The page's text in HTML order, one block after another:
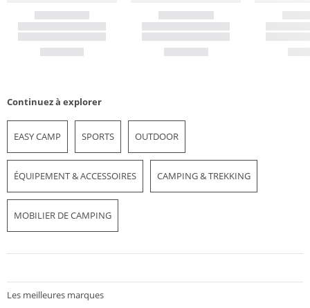
Continuez à explorer
EASY CAMP SPORTS OUTDOOR
ÉQUIPEMENT & ACCESSOIRES CAMPING & TREKKING
MOBILIER DE CAMPING
Les meilleures marques